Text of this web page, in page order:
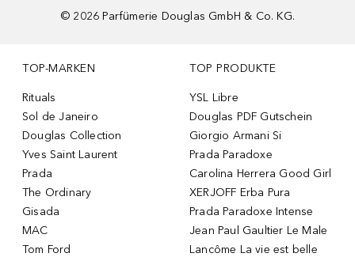
© 2026 Parfümerie Douglas GmbH & Co. KG.
TOP-MARKEN
Rituals
Sol de Janeiro
Douglas Collection
Yves Saint Laurent
Prada
The Ordinary
Gisada
MAC
Tom Ford
TOP PRODUKTE
YSL Libre
Douglas PDF Gutschein
Giorgio Armani Si
Prada Paradoxe
Carolina Herrera Good Girl
XERJOFF Erba Pura
Prada Paradoxe Intense
Jean Paul Gaultier Le Male
Lancôme La vie est belle